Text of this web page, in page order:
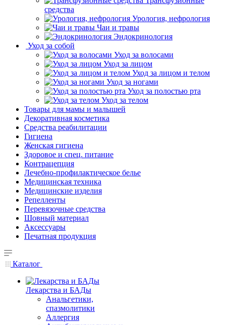
средства
Урология, нефрология
Чаи и травы
Эндокринология
Уход за собой
Уход за волосами
Уход за лицом
Уход за лицом и телом
Уход за ногами
Уход за полостью рта
Уход за телом
Товары для мамы и малышей
Декоративная косметика
Средства реабилитации
Гигиена
Женская гигиена
Здоровое и спец. питание
Контрацепция
Лечебно-профилактическое белье
Медицинская техника
Медицинские изделия
Репелленты
Перевязочные средства
Шовный материал
Аксессуары
Печатная продукция
Каталог
Лекарства и БАДы
Анальгетики,
спазмолитики
Аллергия